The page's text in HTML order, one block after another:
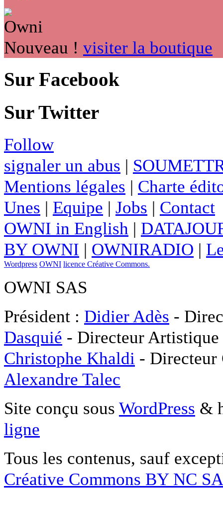
Nouveau ! visiter la boutique
Sur Facebook
Sur Twitter
Follow
signaler un abus |
Mentions légales | Charte
Unes | Equipe | Jobs | Contact
OWNI in English |
BY OWNI | OWNIRADIO |
Wordpress OWNI licence Créative Commons.
OWNI SAS
Président : Didier Adès -
Dasquié - Directeur
Christophe Khaldi -
Alexandre Talec
Site conçu sous WordPress &
ligne
Tous les contenus, sauf
Créative Commons BY NC SA